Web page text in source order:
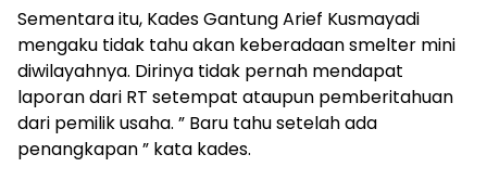
Sementara itu, Kades Gantung Arief Kusmayadi
mengaku tidak tahu akan keberadaan smelter mini
diwilayahnya. Dirinya tidak pernah mendapat
laporan dari RT setempat ataupun pemberitahuan
dari pemilik usaha. ” Baru tahu setelah ada
penangkapan ” kata kades.